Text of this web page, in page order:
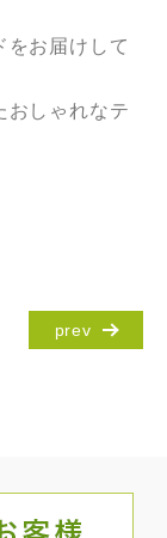
をお届けして
おしゃれなテ
prev